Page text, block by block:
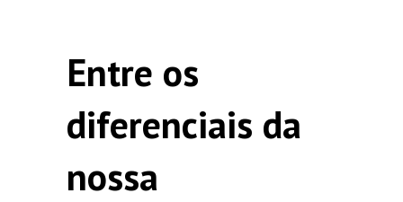
Entre os
diferenciais da
nossa